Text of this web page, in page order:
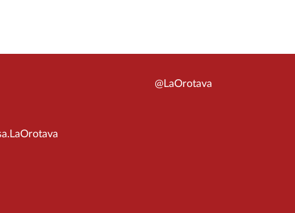
@LaOrotava